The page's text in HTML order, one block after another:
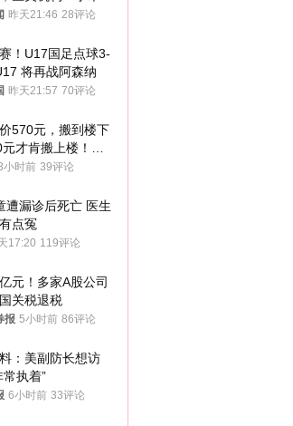
癌症，建议走司法
昨天21:46 28评论
！U17国足点球3-
将再战阿森纳
昨天21:57 70评论
570元，搬到楼下
才肯搬上楼！女
了……
小时前 39评论
遭漏诊后死亡 医生
点冤
17:20 119评论
元！多家A股公司
关税退税
报 5小时前 86评论
：美副防长想访
常执着”
6小时前 33评论